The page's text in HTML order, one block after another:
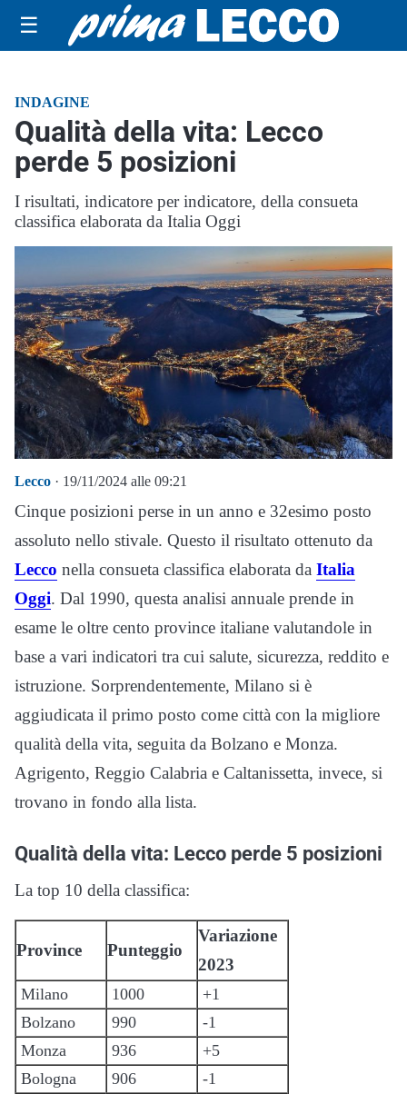
☰
INDAGINE
Qualità della vita: Lecco
perde 5 posizioni
I risultati, indicatore per indicatore, della consueta
classifica elaborata da Italia Oggi
Lecco · 19/11/2024 alle 09:21
Cinque posizioni perse in un anno e 32esimo posto
assoluto nello stivale. Questo il risultato ottenuto da
Lecco nella consueta classifica elaborata da Italia
Oggi. Dal 1990, questa analisi annuale prende in
esame le oltre cento province italiane valutandole in
base a vari indicatori tra cui salute, sicurezza, reddito e
istruzione. Sorprendentemente, Milano si è
aggiudicata il primo posto come città con la migliore
qualità della vita, seguita da Bolzano e Monza.
Agrigento, Reggio Calabria e Caltanissetta, invece, si
trovano in fondo alla lista.
Qualità della vita: Lecco perde 5 posizioni
La top 10 della classifica:
Province Punteggio
Variazione
2023
Milano 1000
+1
Bolzano
990
-1
Monza
936
+5
Bologna
906
-1